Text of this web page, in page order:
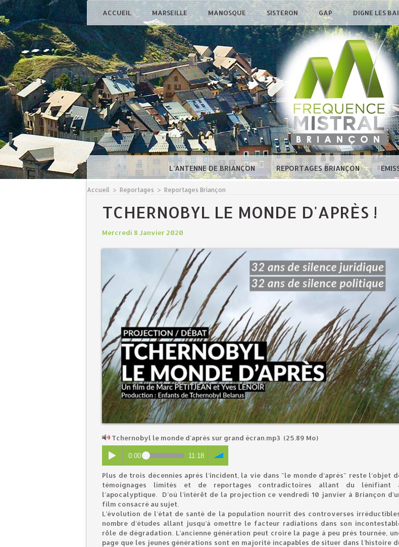
ACCUEIL MARSEILLE MANOSQUE SISTERON GAP DIGNE LES
L'ANTENNE DE BRIANÇON REPORTAGES BRIANÇON
Accueil > Reportages > Reportages Briançon
TCHERNOBYL LE MONDE D'APRÈS !
Mercredi 8 Janvier 2020
Tchernobyl le monde d'après sur grand écran.mp3 (25.89 Mo)
0:00 11:18
Plus de trois décennies après l’incident, la vie dans "le monde d’après" reste l’objet
témoignages limités et de reportages contradictoires allant du lénifiant
l’apocalyptique. D’où l’intérêt de la projection ce vendredi 10 janvier à Briançon
film consacré au sujet.
L’évolution de l’état de santé de la population nourrit des controverses
nombre d’études allant jusqu’à omettre le facteur radiations dans son
rôle de dégradation. L’ancienne génération peut croire la page à peu près tournée,
page que les jeunes générations sont en majorité incapables de situer dans l’histoire